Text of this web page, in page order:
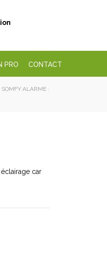
PRO CONTACT
SOMFY ALARME :
car